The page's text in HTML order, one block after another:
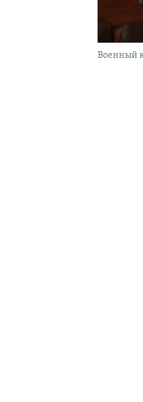
Военный